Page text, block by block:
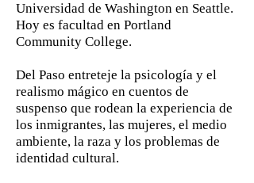
Universidad de Washington en Seattle.
Hoy es facultad en Portland
Community College.
Del Paso entreteje la psicología y el
realismo mágico en cuentos de
suspenso que rodean la experiencia de
los inmigrantes, las mujeres, el medio
ambiente, la raza y los problemas de
identidad cultural.